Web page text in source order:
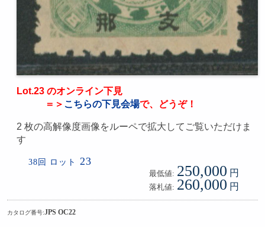
Lot.23 のオンライン下見
＝＞ こちらの下見会場で、どうぞ！
2 枚の高解像度画像をルーペで拡大してご覧いただけま
す
38回 ロット 23
最低値: 250,000 円
落札値: 260,000 円
カタログ番号:JPS OC22